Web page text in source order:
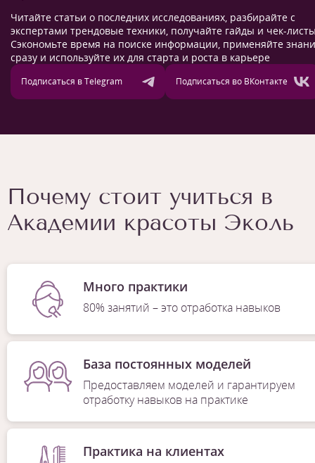
Читайте статьи о последних исследованиях, разбирайте с
экспертами трендовые техники, получайте гайды и чек-
Сэкономьте время на поиске информации, применяйте
сразу и используйте их для старта и роста в карьере
Подписаться в Telegram Подписаться во ВКонтакте
Почему стоит учиться в
Академии красоты Эколь
Много практики
80% занятий – это отработка навыков
База постоянных моделей
Предоставляем моделей и гарантируем
отработку навыков на практике
Практика на клиентах